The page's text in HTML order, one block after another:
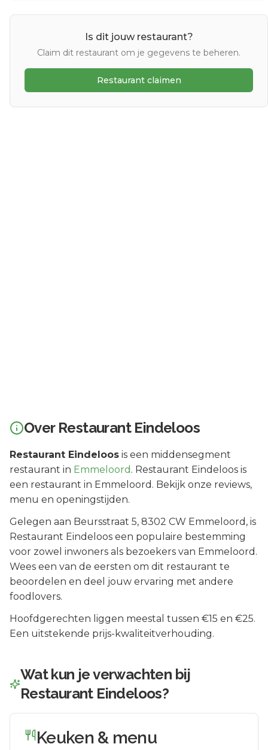
Is dit jouw restaurant?
Claim dit restaurant om je gegevens te beheren.
Restaurant claimen
Over Restaurant Eindeloos
Restaurant Eindeloos is een middensegment
restaurant in Emmeloord . Restaurant Eindeloos is
een restaurant in Emmeloord. Bekijk onze reviews,
menu en openingstijden.
Gelegen aan Beursstraat 5, 8302 CW Emmeloord , is
Restaurant Eindeloos een populaire bestemming
voor zowel inwoners als bezoekers van Emmeloord .
Wees een van de eersten om dit restaurant te
beoordelen en deel jouw ervaring met andere
foodlovers.
Hoofdgerechten liggen meestal tussen €15 en €25.
Een uitstekende prijs-kwaliteitverhouding.
Wat kun je verwachten bij
Restaurant Eindeloos?
Keuken & menu